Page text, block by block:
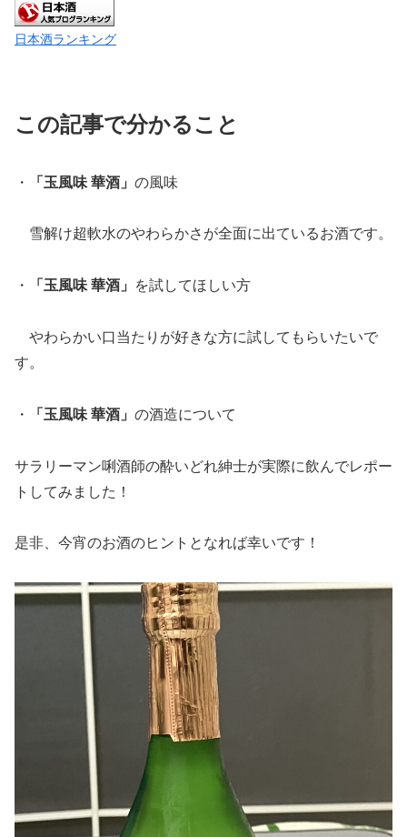
日本酒ランキング
この記事で分かること
・ 「玉風味 華酒」 の風味
雪解け超軟水のやわらかさが全面に出ているお酒です。
・ 「玉風味 華酒」 を試してほしい方
やわらかい口当たりが好きな方に試してもらいたいで
す。
・ 「玉風味 華酒」 の酒造について
サラリーマン唎酒師の酔いどれ紳士が実際に飲んでレポー
トしてみました！
是非、今宵のお酒のヒントとなれば幸いです！